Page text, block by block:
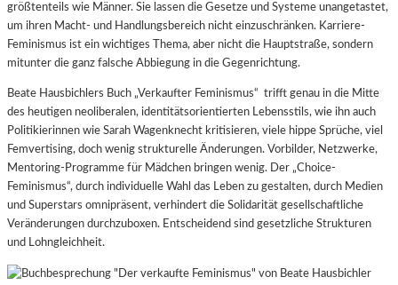
größtenteils wie Männer. Sie lassen die Gesetze und Systeme unangetastet,
um ihren Macht- und Handlungsbereich nicht einzuschränken. Karriere-
Feminismus ist ein wichtiges Thema, aber nicht die Hauptstraße, sondern
mitunter die ganz falsche Abbiegung in die Gegenrichtung.
Beate Hausbichlers Buch „Verkaufter Feminismus“ trifft genau in die Mitte
des heutigen neoliberalen, identitätsorientierten Lebensstils, wie ihn auch
Politikierinnen wie Sarah Wagenknecht kritisieren, viele hippe Sprüche, viel
Femvertising, doch wenig strukturelle Änderungen. Vorbilder, Netzwerke,
Mentoring-Programme für Mädchen bringen wenig. Der „Choice-
Feminismus“, durch individuelle Wahl das Leben zu gestalten, durch Medien
und Superstars omnipräsent, verhindert die Solidarität gesellschaftliche
Veränderungen durchzuboxen. Entscheidend sind gesetzliche Strukturen
und Lohngleichheit.